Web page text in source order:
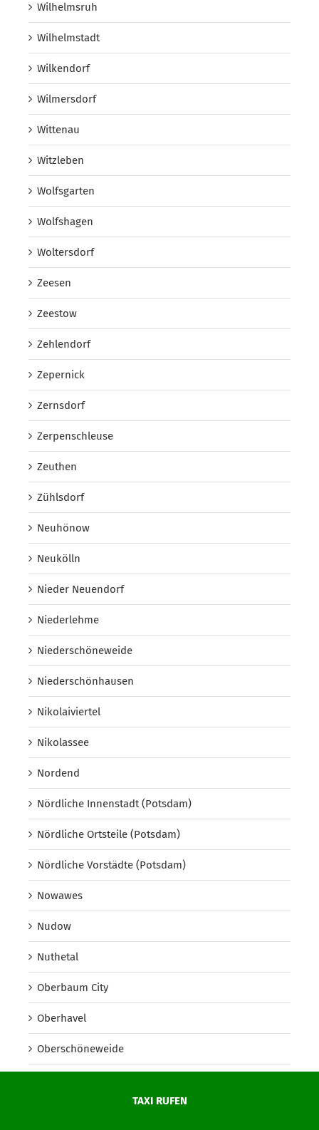
TAXI RUFEN
Wilhelmsruh
Wilhelmstadt
Wilkendorf
Wilmersdorf
Wittenau
Witzleben
Wolfsgarten
Wolfshagen
Woltersdorf
Zeesen
Zeestow
Zehlendorf
Zepernick
Zernsdorf
Zerpenschleuse
Zeuthen
Zühlsdorf
Neuhönow
Neukölln
Nieder Neuendorf
Niederlehme
Niederschöneweide
Niederschönhausen
Nikolaiviertel
Nikolassee
Nordend
Nördliche Innenstadt (Potsdam)
Nördliche Ortsteile (Potsdam)
Nördliche Vorstädte (Potsdam)
Nowawes
Nudow
Nuthetal
Oberbaum City
Oberhavel
Oberschöneweide